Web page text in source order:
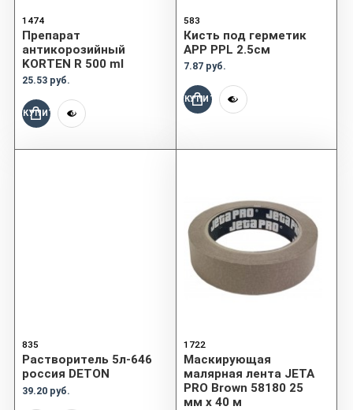
1474
Препарат
антикорозийный
KORTEN R 500 ml
25.53 руб.
КУПИТЬ
583
Кисть под герметик
APP PPL 2.5см
7.87 руб.
КУПИТЬ
835
Растворитель 5л-646
россия DETON
39.20 руб.
1722
Маскирующая
малярная лента JETA
PRO Brown 58180 25
мм x 40 м